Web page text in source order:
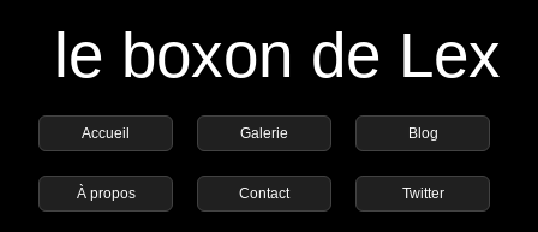
le boxon de Lex
Accueil Galerie Blog
À propos Contact Twitter